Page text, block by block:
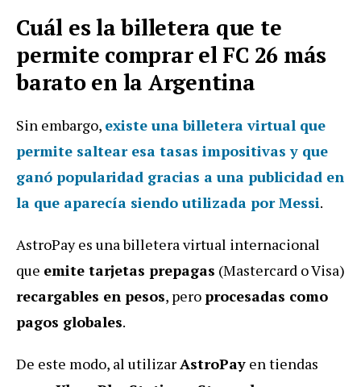
Cuál es la billetera que te
permite comprar el FC 26 más
barato en la Argentina
Sin embargo, existe una billetera virtual que
permite saltear esa tasas impositivas y que
ganó popularidad gracias a una publicidad en
la que aparecía siendo utilizada por Messi.
AstroPay es una billetera virtual internacional
que emite tarjetas prepagas (Mastercard o Visa)
recargables en pesos, peroprocesadas como
pagos globales.
De este modo, al utilizar AstroPay en tiendas